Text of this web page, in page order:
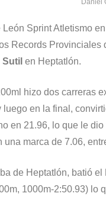
Sprint Atletismo
Records Provinciales
en Heptatlón.
hizo dos carreras
en la final,
en 21.96, lo que le
una marca de 7.06,
de Heptatlón, batió
1000m-2:50.93)